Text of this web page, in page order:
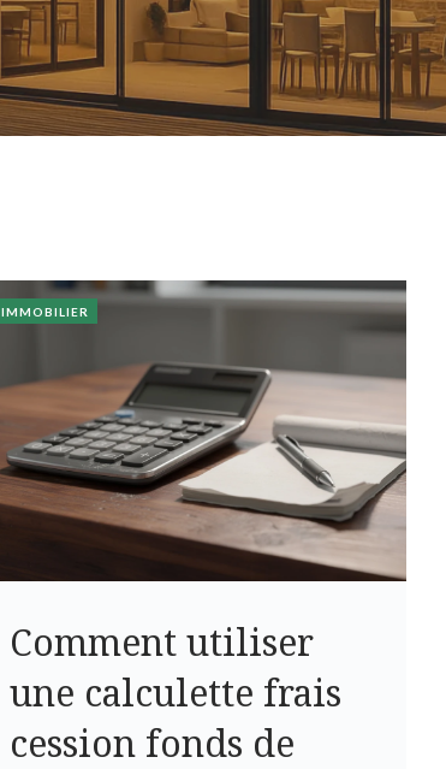
IMMOBILIER
Comment utiliser
une calculette frais
cession fonds de